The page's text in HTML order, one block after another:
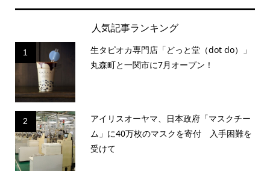
人気記事ランキング
1
生タピオカ専門店「どっと堂（dot do）」
丸森町と一関市に7月オープン！
2
アイリスオーヤマ、日本政府「マスクチー
ム」に40万枚のマスクを寄付 入手困難を
受けて